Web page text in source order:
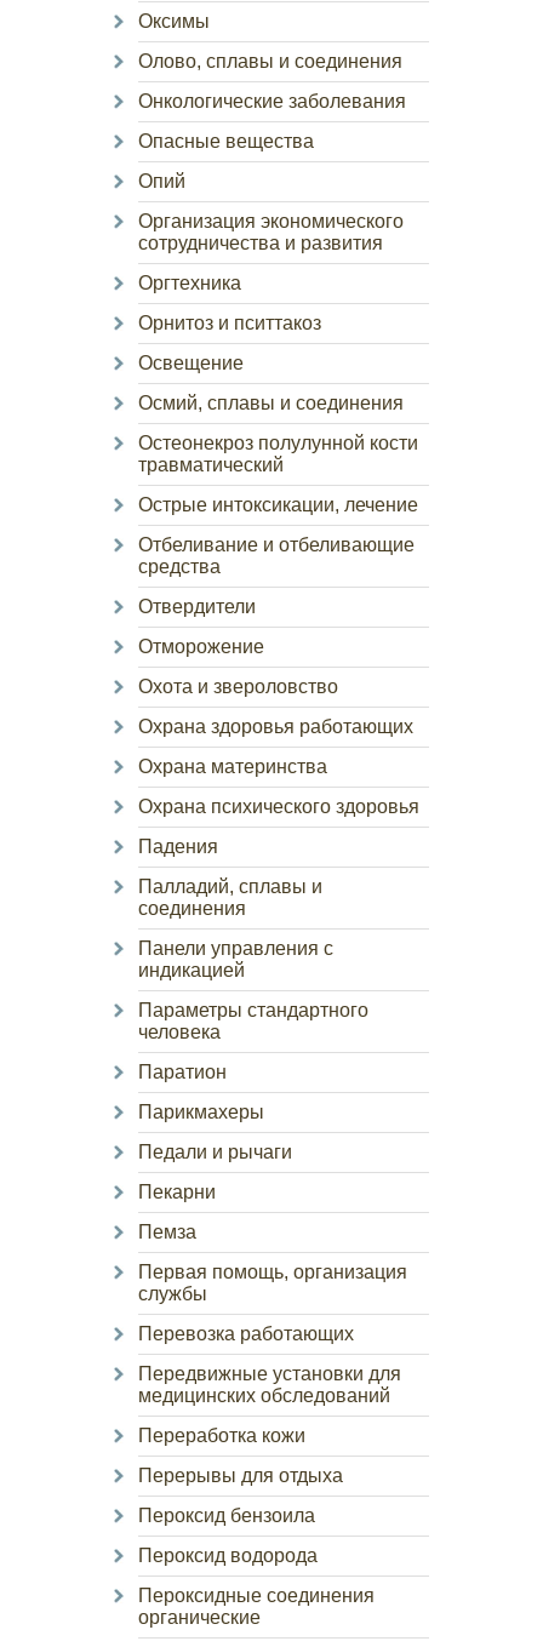
Оксимы
Олово, сплавы и соединения
Онкологические заболевания
Опасные вещества
Опий
Организация экономического
сотрудничества и развития
Оргтехника
Орнитоз и пситтакоз
Освещение
Осмий, сплавы и соединения
Остеонекроз полулунной кости
травматический
Острые интоксикации, лечение
Отбеливание и отбеливающие
средства
Отвердители
Отморожение
Охота и звероловство
Охрана здоровья работающих
Охрана материнства
Охрана психического здоровья
Падения
Палладий, сплавы и
соединения
Панели управления с
индикацией
Параметры стандартного
человека
Паратион
Парикмахеры
Педали и рычаги
Пекарни
Пемза
Первая помощь, организация
службы
Перевозка работающих
Передвижные установки для
медицинских обследований
Переработка кожи
Перерывы для отдыха
Пероксид бензоила
Пероксид водорода
Пероксидные соединения
органические